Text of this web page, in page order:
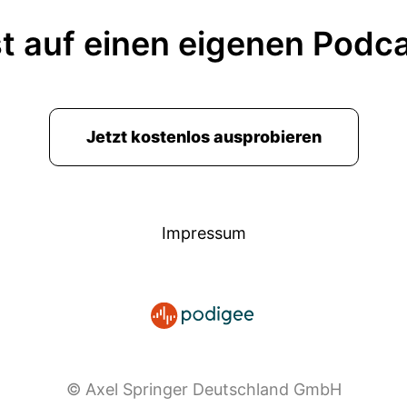
auf einen eigenen
Jetzt kostenlos ausprobieren
Impressum
© Axel Springer Deutschland GmbH